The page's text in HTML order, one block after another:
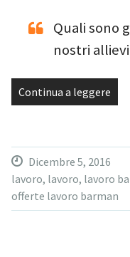
Quali sono
nostri
Continua a leggere
Dicembre 5, 2016
lavoro, lavoro, lavoro
offerte lavoro barman